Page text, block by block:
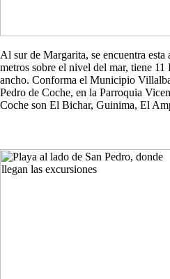
Al sur de Margarita, se encuentra
metros sobre el nivel del mar, tiene
ancho. Conforma el Municipio
Pedro de Coche, en la Parroquia
Coche son El Bichar, Guinima, El